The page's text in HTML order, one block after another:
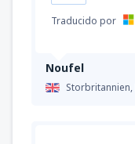
Noufel
Storbritannien,
Traducido por